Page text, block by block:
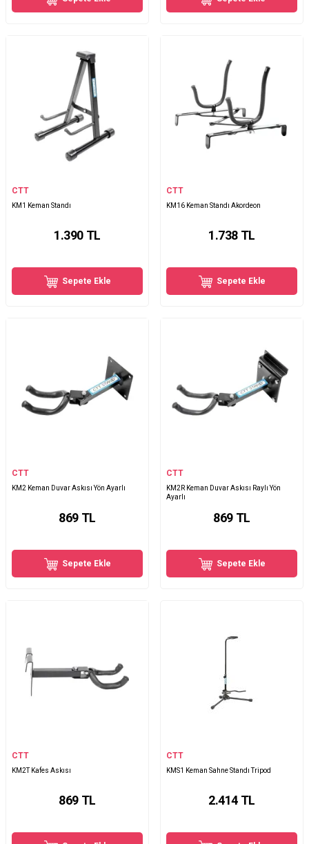
CTT
KM1 Keman Standı
1.390 TL
Sepete Ekle
CTT
KM16 Keman Standı Akordeon
1.738 TL
Sepete Ekle
CTT
KM2 Keman Duvar Askısı Yön Ayarlı
869 TL
Sepete Ekle
CTT
KM2R Keman Duvar Askısı Raylı Yön
Ayarlı
869 TL
Sepete Ekle
CTT
KM2T Kafes Askısı
869 TL
CTT
KMS1 Keman Sahne Standı Tripod
2.414 TL